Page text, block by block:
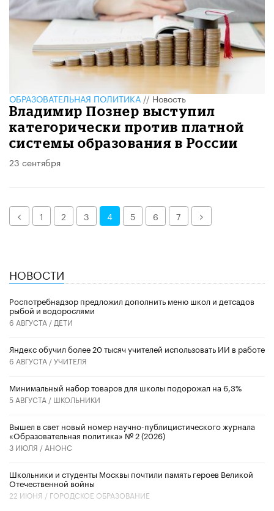
ОБРАЗОВАТЕЛЬНАЯ ПОЛИТИКА//Новость
Владимир Познер выступил
категорически против платной
системы образования в России
23 сентября
Назад1 2 3 4 5 6 7 Далее
НОВОСТИ
Роспотребнадзор предложил дополнить меню школ и детсадов
рыбой и водорослями
6 АВГУСТА / ДЕТИ
​Яндекс обучил более 20 тысяч учителей использовать ИИ в работе
6 АВГУСТА /УЧИТЕЛЯ
Минимальный набор товаров для школы подорожал на 6,3%
5 АВГУСТА / ШКОЛЬНИКИ
Вышел в свет новый номер научно-публицистического журнала
«Образовательная политика» № 2 (2026)
3 ИЮЛЯ / АНОНС
Школьники и студенты Москвы почтили память героев Великой
Отечественной войны
22 ИЮНЯ / ГОРОДСКОЕ ОБРАЗОВАНИЕ